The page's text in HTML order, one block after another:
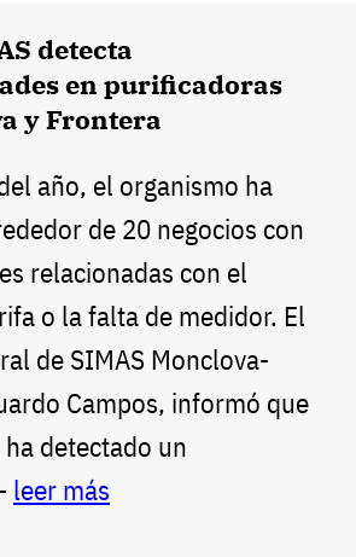
detecta
en purificadoras
y Frontera
año, el organismo ha
de 20 negocios con
relacionadas con el
o la falta de medidor. El
de SIMAS Monclova-
Campos, informó que
detectado un
leer más